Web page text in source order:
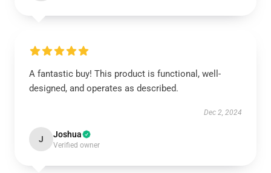
A fantastic buy! This product is functional, well-
designed, and operates as described.
Dec 2, 2024
J Joshua
Verified owner